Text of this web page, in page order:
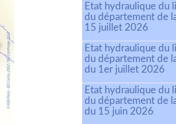
Etat hydraulique du
du département de
15 juillet 2026
Etat hydraulique du
du département de
du 1er juillet 2026
Etat hydraulique du
du département de
du 15 juin 2026